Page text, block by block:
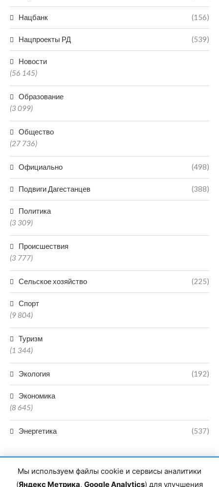
Нацбанк (156)
Нацпроекты РД (539)
Новости
(56 145)
Образование
(3 099)
Общество
(27 736)
Официально (498)
Подвиги Дагестанцев (388)
Политика
(3 309)
Происшествия
(3 777)
Сельское хозяйство (225)
Спорт
(9 804)
Туризм
(1 344)
Экология (192)
Экономика
(8 645)
Энергетика (537)
Мы используем файлы cookie и сервисы аналитики
(Яндекс Метрика, Google Analytics) для улучшения